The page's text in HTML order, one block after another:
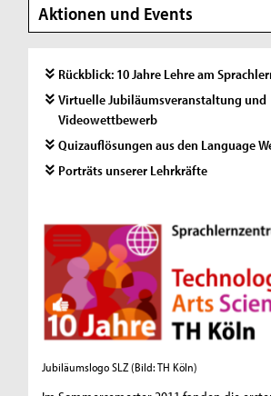
Aktionen und Events
J
u
b
i
ä
u
m
:
0
Rückblick: 10 Jahre Lehre am
Virtuelle Jubiläumsveranstaltung und
Videowettbewerb
Quizauflösungen aus den Language
Porträts unserer Lehrkräfte
Jubiläumslogo SLZ (Bild: TH Köln)